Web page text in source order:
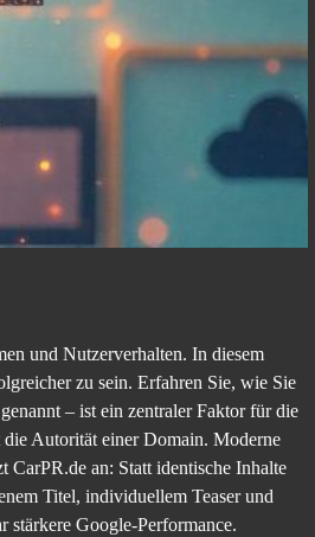
und Nutzerverhalten. In diesem
zu sein. Erfahren Sie, wie Sie
– ist ein zentraler Faktor für die
Autorität einer Domain. Moderne
CarPR.de an: Statt identische Inhalte
Titel, individuellem Teaser und
stärkere Google-Performance.